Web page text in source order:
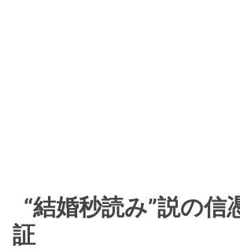
“結婚秒読み”説の信
証